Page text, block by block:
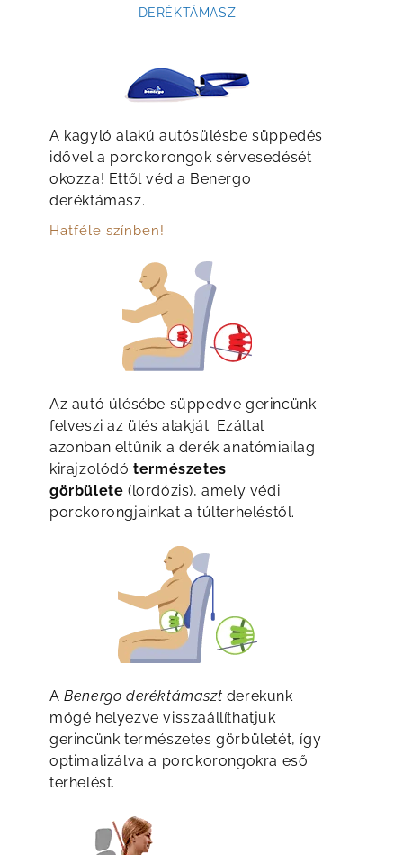
DERÉKTÁMASZ
A kagyló alakú autósülésbe süppedés
idővel a porckorongok sérvesedését
okozza! Ettől véd a Benergo
deréktámasz.
Hatféle színben!
Az autó ülésébe süppedve gerincünk
felveszi az ülés alakját. Ezáltal
azonban eltűnik a derék anatómiailag
kirajzolódótermészetes
görbülete (lordózis), amely védi
porckorongjainkat a túlterheléstől.
ABenergo deréktámaszt derekunk
mögé helyezve visszaállíthatjuk
gerincünk természetes görbületét, így
optimalizálva a porckorongokra eső
terhelést.